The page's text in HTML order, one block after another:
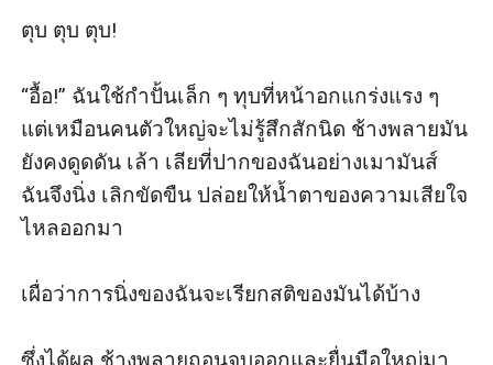
ตุบ ตุบ ตุบ!
“อื้อ!” ฉันใช้กำปั้นเล็ก ๆ ทุบที่หน้าอกแกร่งแรง ๆ
แต่เหมือนคนตัวใหญ่จะไม่รู้สึกสักนิด ช้างพลายมัน
ยังคงดูดดัน เล้า เลียที่ปากของฉันอย่างเมามันส์
ฉันจึงนิ่ง เลิกขัดขืน ปล่อยให้น้ำตาของความเสียใจ
ไหลออกมา
เผื่อว่าการนิ่งของฉันจะเรียกสติของมันได้บ้าง
ซึ่งได้ผล ช้างพลายถอนจูบออกและยื่นมือใหญ่มา